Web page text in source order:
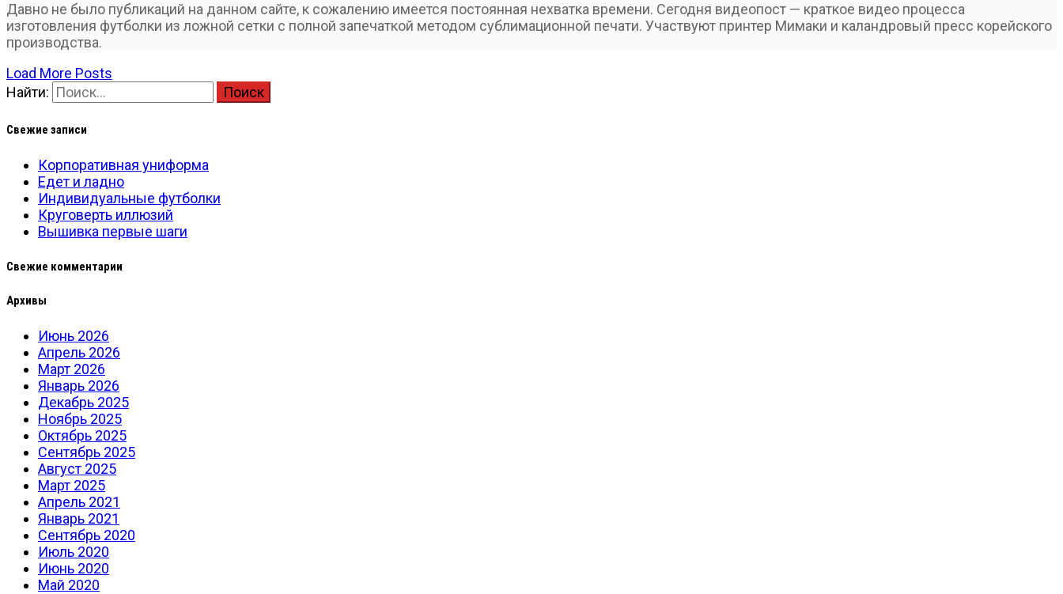
Давно не было публикаций на данном сайте, к сожалению имеется постоянная нехватка времени. Сегодня видеопост — краткое видео процесса
изготовления футболки из ложной сетки с полной запечаткой методом сублимационной печати. Участвуют принтер Мимаки и каландровый пресс корейского
производства.
Load More Posts
Найти:
Свежие записи
Корпоративная униформа
Едет и ладно
Индивидуальные футболки
Круговерть иллюзий
Вышивка первые шаги
Свежие комментарии
Архивы
Июнь 2026
Апрель 2026
Март 2026
Январь 2026
Декабрь 2025
Ноябрь 2025
Октябрь 2025
Сентябрь 2025
Август 2025
Март 2025
Апрель 2021
Январь 2021
Сентябрь 2020
Июль 2020
Июнь 2020
Май 2020